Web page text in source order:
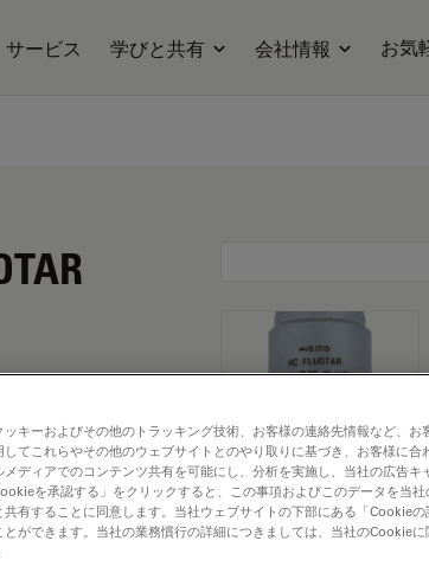
サービス 学びと共有 会社情報 お気
Objective
fit for
キーおよびその他のトラッキング技術、お客様の連絡先情報など、お
てこれらやその他のウェブサイトとのやり取りに基づき、お客様に合
ディアでのコンテンツ共有を可能にし、分析を実施し、当社の広告キ
を承認する」をクリックすると、この事項およびこのデータを当社
有することに同意します。当社ウェブサイトの下部にある「Cookie
ができます。当社の業務慣行の詳細につきましては、当社のCookieに